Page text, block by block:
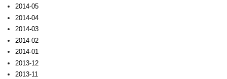
2014-05
2014-04
2014-03
2014-02
2014-01
2013-12
2013-11